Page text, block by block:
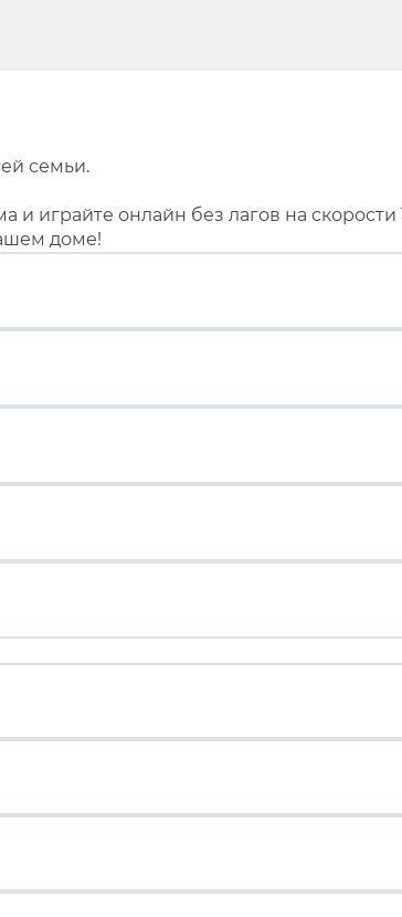
семьи.
и играйте онлайн без лагов на
доме!